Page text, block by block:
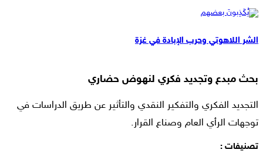
الشر اللاهوتي وحرب الإبادة في غزة
بحث مبدع وتجديد فكري لنهوض حضاري
التجديد الفكري والتفكير النقدي والتأثير عن طريق الدراسات في
توجهات الرأي العام وصناع القرار.
تصنيفات :